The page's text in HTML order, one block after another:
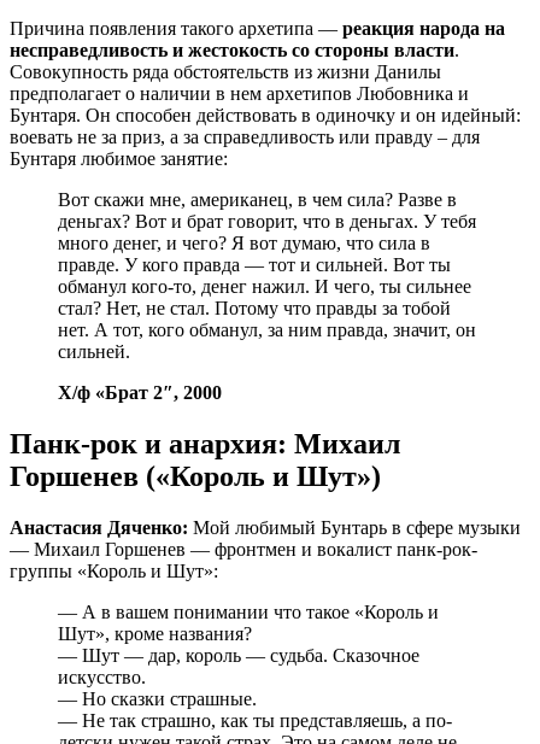
Причина появления такого архетипа — реакция народа на
несправедливость и жестокость со стороны власти.
Совокупность ряда обстоятельств из жизни Данилы
предполагает о наличии в нем архетипов Любовника и
Бунтаря. Он способен действовать в одиночку и он идейный:
воевать не за приз, а за справедливость или правду – для
Бунтаря любимое занятие:
Вот скажи мне, американец, в чем сила? Разве в
деньгах? Вот и брат говорит, что в деньгах. У тебя
много денег, и чего? Я вот думаю, что сила в
правде. У кого правда — тот и сильней. Вот ты
обманул кого-то, денег нажил. И чего, ты сильнее
стал? Нет, не стал. Потому что правды за тобой
нет. А тот, кого обманул, за ним правда, значит, он
сильней.
Х/ф «Брат 2″, 2000
Панк-рок и анархия: Михаил
Горшенев («Король и Шут»)
Анастасия Дяченко: Мой любимый Бунтарь в сфере музыки
— Михаил Горшенев — фронтмен и вокалист панк-рок-
группы «Король и Шут»:
— А в вашем понимании что такое «Король и
Шут», кроме названия?
— Шут — дар, король — судьба. Сказочное
искусство.
— Но сказки страшные.
— Не так страшно, как ты представляешь, а по-